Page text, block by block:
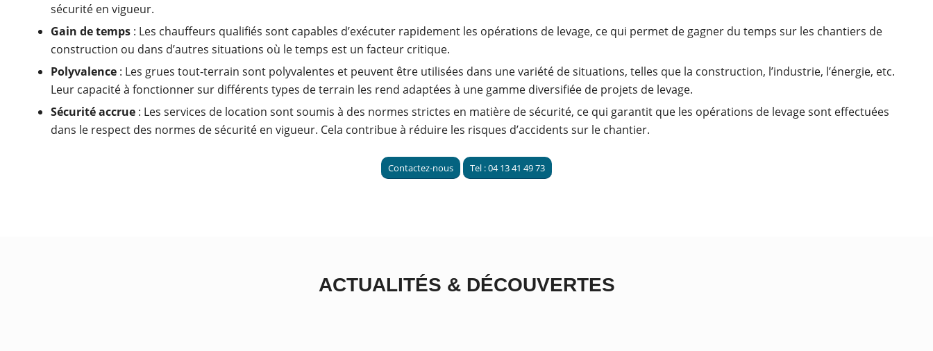
sécurité en vigueur.
Gain de temps : Les chauffeurs qualifiés sont capables d’exécuter rapidement les opérations de levage, ce qui permet de gagner du temps sur les chantiers de
construction ou dans d’autres situations où le temps est un facteur critique.
Polyvalence : Les grues tout-terrain sont polyvalentes et peuvent être utilisées dans une variété de situations, telles que la construction, l’industrie, l’énergie, etc.
Leur capacité à fonctionner sur différents types de terrain les rend adaptées à une gamme diversifiée de projets de levage.
Sécurité accrue : Les services de location sont soumis à des normes strictes en matière de sécurité, ce qui garantit que les opérations de levage sont effectuées
dans le respect des normes de sécurité en vigueur. Cela contribue à réduire les risques d’accidents sur le chantier.
Contactez-nous Tel : 04 13 41 49 73
ACTUALITÉS &DÉCOUVERTES